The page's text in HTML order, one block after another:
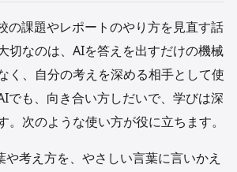
の課題やレポートのやり方を見直す話
切なのは、AIを答えを出すだけの機械
く、自分の考えを深める相手として使
でも、向き合い方しだいで、学びは深
。次のような使い方が役に立ちます。
や考え方を、やさしい言葉に言いかえ